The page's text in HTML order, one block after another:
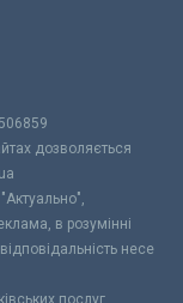
дозволяється
в розумінні
несе
послуг.